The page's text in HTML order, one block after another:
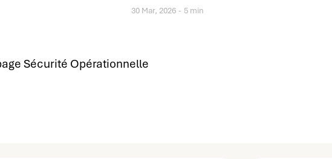
30 Mar, 2026 5 min
Sécurité Opérationnelle